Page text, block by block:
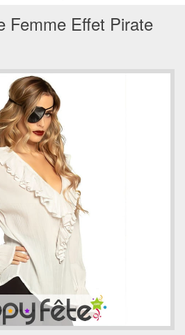
Femme Effet Pirate